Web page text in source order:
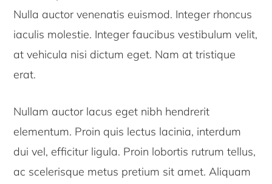
Nulla auctor venenatis euismod. Integer rhoncus
iaculis molestie. Integer faucibus vestibulum velit,
at vehicula nisi dictum eget. Nam at tristique
erat.
Nullam auctor lacus eget nibh hendrerit
elementum. Proin quis lectus lacinia, interdum
dui vel, efficitur ligula. Proin lobortis rutrum tellus,
ac scelerisque metus pretium sit amet. Aliquam